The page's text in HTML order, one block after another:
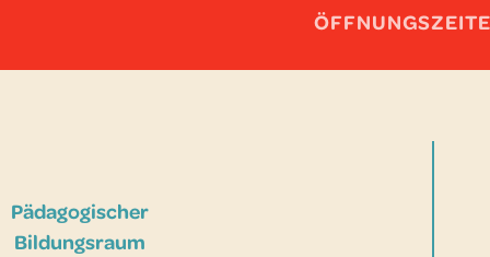
Pädagogischer
Bildungsraum